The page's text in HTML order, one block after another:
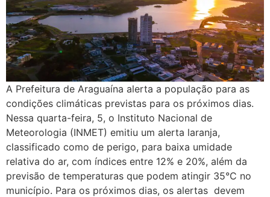
A Prefeitura de Araguaína alerta a população para as
condições climáticas previstas para os próximos dias.
Nessa quarta-feira, 5, o Instituto Nacional de
Meteorologia (INMET) emitiu um alerta laranja,
classificado como de perigo, para baixa umidade
relativa do ar, com índices entre 12% e 20%, além da
previsão de temperaturas que podem atingir 35°C no
município. Para os próximos dias, os alertas devem